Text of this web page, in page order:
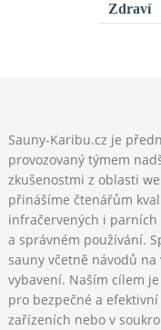
Zdraví
Sauny-Karibu.cz je
provozovaný týmem
zkušenostmi z oblasti
přinášíme čtenářům
infračervených i
a správném používání.
sauny včetně návodů
vybavení. Naším cílem
pro bezpečné a
zařízeních nebo v